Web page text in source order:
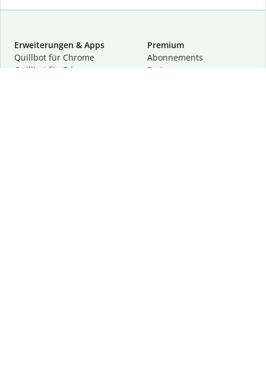
Erweiterungen & Apps
Quillbot für Chrome
Quillbot für Edge
Premium
Abon­ne­ments
Preise